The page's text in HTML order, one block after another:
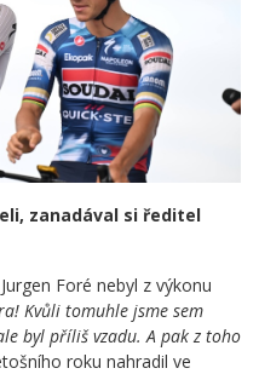
zanadával si ředitel
Foré nebyl z výkonu
Kvůli tomuhle jsme sem
byl příliš vzadu. A pak z toho
roku nahradil ve